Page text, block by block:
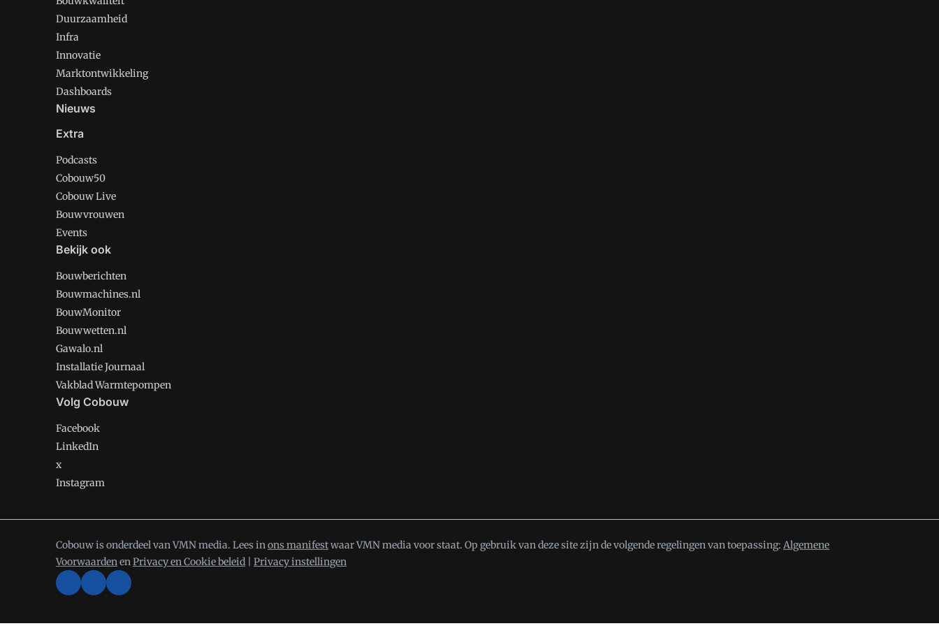
Duurzaamheid
Infra
Innovatie
Marktontwikkeling
Dashboards
Nieuws
Extra
Podcasts
Cobouw50
Cobouw Live
Bouwvrouwen
Events
Bekijk ook
Bouwberichten
Bouwmachines.nl
BouwMonitor
Bouwwetten.nl
Gawalo.nl
Installatie Journaal
Vakblad Warmtepompen
Volg Cobouw
Facebook
LinkedIn
x
Instagram
Cobouw is onderdeel van VMN media. Lees inons manifestwaar VMN media voor staat. Op gebruik van deze site zijn de volgende regelingen van toepassing: Algemene
VoorwaardenenPrivacy en Cookie beleid Privacy instellingen